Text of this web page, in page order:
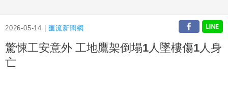
2026-05-14 | 匯流新聞網
驚悚工安意外 工地鷹架倒塌1人墜樓傷1人身
亡